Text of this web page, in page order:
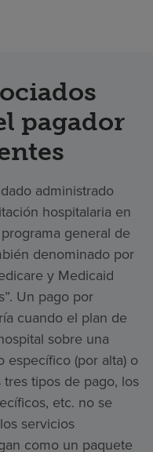
pagador
administrado
hospitalaria en
general de
denominado por
y Medicaid
Un pago por
cuando el plan de
sobre una
específico (por alta) o
tipos de pago, los
etc. no se
servicios
como un paquete